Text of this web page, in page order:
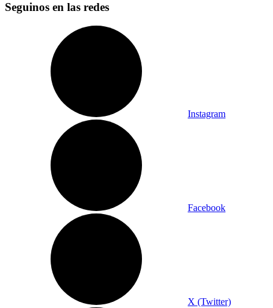
Seguinos en las redes
Instagram
Facebook
X (Twitter)